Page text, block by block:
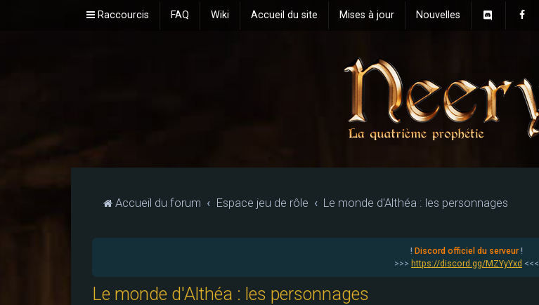
Raccourcis FAQ Wiki Accueil du site Mises à jour Nouvelles
Accueil du forum Espace jeu de rôle Le monde d'Althéa : les personnages
! Discord officiel du serveur!
>>> https://discord.gg/MZYyYxd <<<
Le monde d'Althéa : les personnages